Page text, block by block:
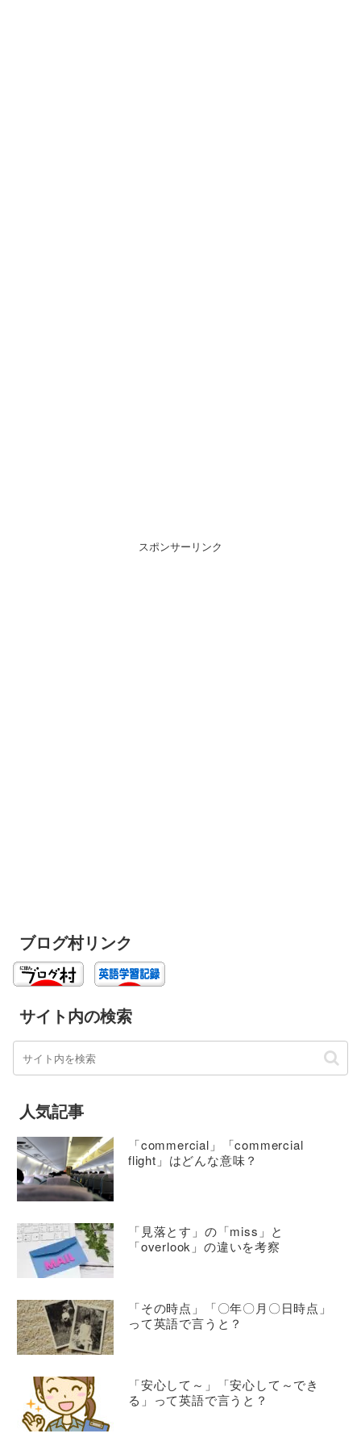
スポンサーリンク
ブログ村リンク
サイト内の検索
人気記事
「commercial」「commercial
flight」はどんな意味？
「見落とす」の「miss」と
「overlook」の違いを考察
「その時点」「〇年〇月〇日時点」
って英語で言うと？
「安心して～」「安心して～でき
る」って英語で言うと？